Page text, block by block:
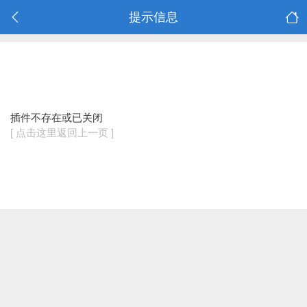
提示信息
插件不存在或已关闭
[ 点击这里返回上一页 ]